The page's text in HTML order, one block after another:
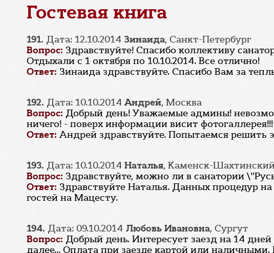
Гостевая книга
191. Дата: 12.10.2014 Зинаида, Санкт-Петербург
Вопрос: Здравствуйте! Спасибо коллективу
Отдыхали с 1 октября по 10.10.2014. Все отлично!
Ответ: Зинаида здравствуйте. Спасибо Вам за
192. Дата: 10.10.2014Андрей, Москва
Вопрос: Добрый день! Уважаемые админы!
ничего! - поверх информации висит фотогаллерея!!!
Ответ: Андрей здравствуйте. Попытаемся
193. Дата: 10.10.2014 Наталья, Каменск-
Вопрос: Здравствуйте, можно ли в санатории
Ответ: Здравствуйте Наталья. Данных процедур
гостей на Мацесту.
194. Дата: 09.10.2014 Любовь Ивановна, Сургут
Вопрос: Добрый день. Интересует заезд на 14
далее... Оплата при заезде картой или